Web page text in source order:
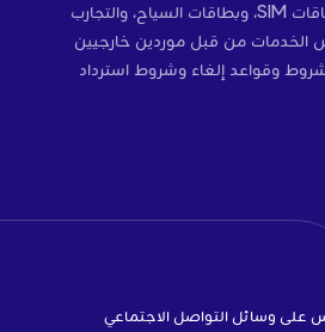
التأشيرات، والتأمين، وبطاقات SIM، وبطاقات السياح، والتجارب
الخدمات من قبل موردين خارجيين
وقواعد إلغاء وشروط استرداد
على وسائل التواصل الاجتماعي